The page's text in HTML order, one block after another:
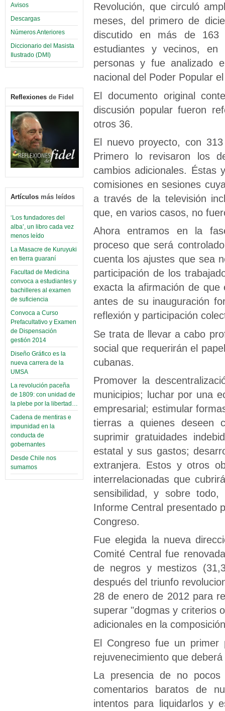
Avisos
Descargas
Números Anteriores
Diccionario del Masista
Ilustrado (DMI)
Reflexiones de Fidel
Artículos más leídos
‘Los fundadores del
alba’, un libro cada vez
menos leído
La Masacre de Kuruyuki
en tierra guaraní
Facultad de Medicina
convoca a estudiantes y
bachilleres al examen
de suficiencia
Convoca a Curso
Prefacultativo y Examen
de Dispensación
gestión 2014
Diseño Gráfico es la
nueva carrera de la
UMSA
La revolución paceña
de 1809: con unidad de
la plebe por la libertad…
Cadena de mentiras e
impunidad en la
conducta de
gobernantes
Desde Chile nos
sumamos
Revolución, que circuló
meses, del primero de
discutido en más de 163
estudiantes y vecinos,
personas y fue analizado
nacional del Poder Popular
El documento original
discusión popular fueron
otros 36.
El nuevo proyecto, con
Primero lo revisaron los
cambios adicionales. Éstas
comisiones en sesiones
a través de la televisión
que, en varios casos, no
Ahora entramos en la
proceso que será
cuenta los ajustes que sea
participación de los
exacta la afirmación de que
antes de su inauguración
reflexión y participación
Se trata de llevar a cabo
social que requerirán el
cubanas.
Promover la
municipios; luchar por una
empresarial; estimular
tierras a quienes deseen
suprimir gratuidades
estatal y sus gastos;
extranjera. Estos y otros
interrelacionadas que
sensibilidad, y sobre
Informe Central presentado
Congreso.
Fue elegida la nueva
Comité Central fue
de negros y mestizos
después del triunfo
28 de enero de 2012 para
superar "dogmas y criterios
adicionales en la
El Congreso fue un
rejuvenecimiento que
La presencia de no
comentarios baratos de
intentos para liquidarlos y